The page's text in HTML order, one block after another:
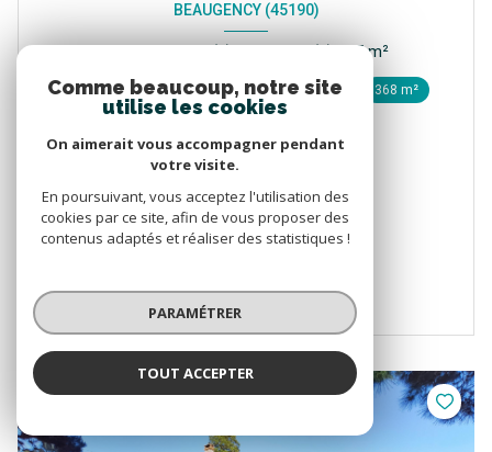
BEAUGENCY (45190)
Maison 6 pièce(s) 4 chambre(s) 175 m²
1 1 368 m²
295 400 €
Proposé par
HERSANT IMMOBILIER
VOIR LE BIEN
EXCLUSIF
Comme beaucoup, notre site
utilise les cookies
On aimerait vous accompagner pendant
votre visite.
En poursuivant, vous acceptez l'utilisation des
cookies par ce site, afin de vous proposer des
contenus adaptés et réaliser des statistiques !
PARAMÉTRER
TOUT ACCEPTER